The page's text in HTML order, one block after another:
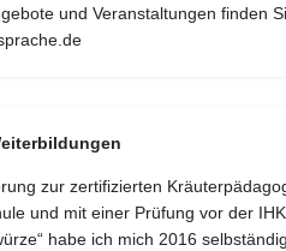
und Veranstaltungen finden
zur zertifizierten
und mit einer Prüfung vor der
habe ich mich 2016